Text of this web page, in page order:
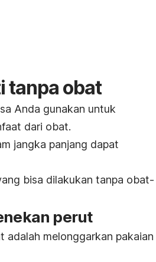
tanpa obat
Anda gunakan untuk
dari obat.
jangka panjang dapat
bisa dilakukan tanpa obat-
perut
adalah melonggarkan pakaian